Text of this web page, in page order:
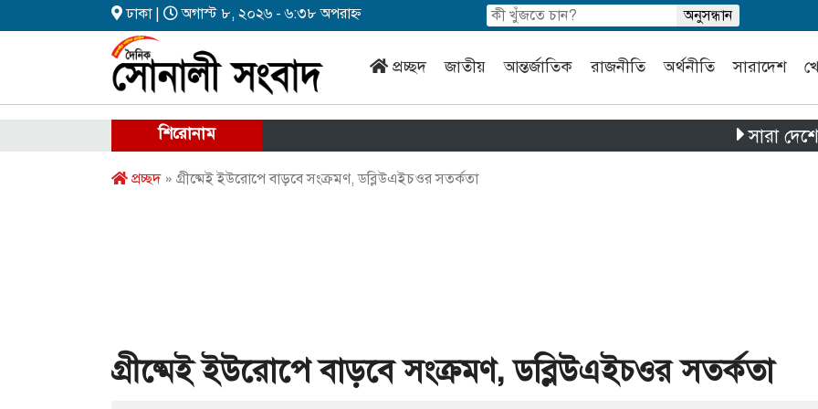
ঢাকা | অগাস্ট ৮, ২০২৬ - ৬:৩৮ অপরাহ্ন
প্রচ্ছদ জাতীয় আন্তর্জাতিক রাজনীতি অর্থনীতি সারাদেশ
শিরোনাম সারা দেশে
প্রচ্ছদ» গ্রীষ্মেই ইউরোপে বাড়বে সংক্রমণ, ডব্লিউএইচওর সতর্কতা
গ্রীষ্মেই ইউরোপে বাড়বে সংক্রমণ, ডব্লিউএইচওর সতর্কতা